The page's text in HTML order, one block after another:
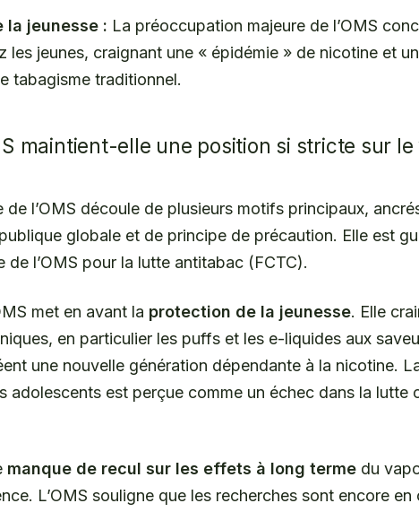
la jeunesse : La préoccupation majeure de l’OMS
les jeunes, craignant une « épidémie » de nicotine et
tabagisme traditionnel.
maintient-elle une position si stricte sur
l’OMS découle de plusieurs motifs principaux,
globale et de principe de précaution. Elle est
de l’OMS pour la lutte antitabac (FCTC).
met en avant la protection de la jeunesse. Elle
en particulier les puffs et les e-liquides aux
une nouvelle génération dépendante à la nicotine.
adolescents est perçue comme un échec dans la lutte
manque de recul sur les effets à long terme du
L’OMS souligne que les recherches sont encore